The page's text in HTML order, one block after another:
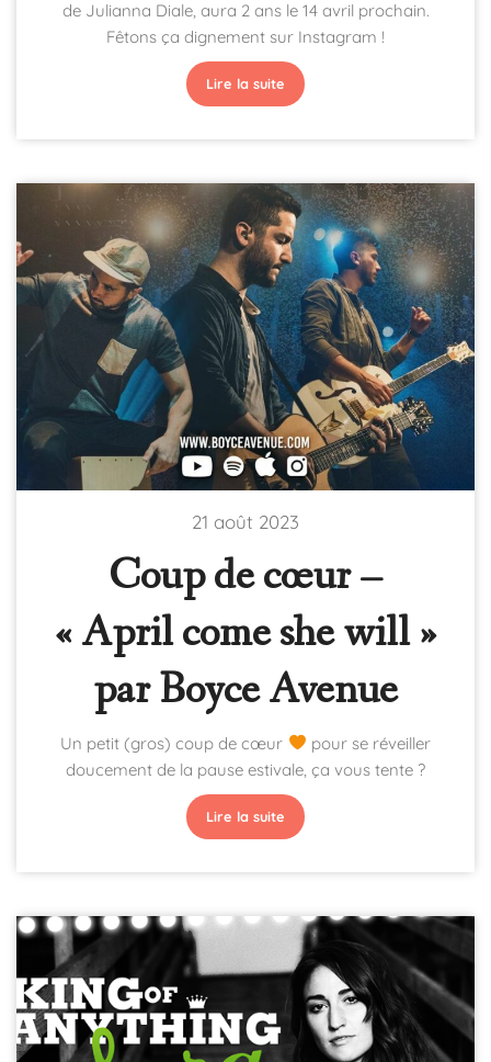
de Julianna Diale, aura 2 ans le 14 avril prochain.
Fêtons ça dignement sur Instagram !
Lire la suite
21 août 2023
Coup de cœur –
« April come she will »
par Boyce Avenue
Un petit (gros) coup de cœur
pour se réveiller
doucement de la pause estivale, ça vous tente ?
Lire la suite